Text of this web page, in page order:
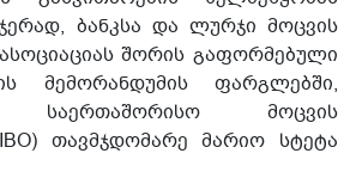
ბანკსა და ლურჯი მოცვის
შორის გაფორმებული
მემორანდუმის ფარგლებში,
საერთაშორისო მოცვის
თავმჯდომარე მარიო სტეტა